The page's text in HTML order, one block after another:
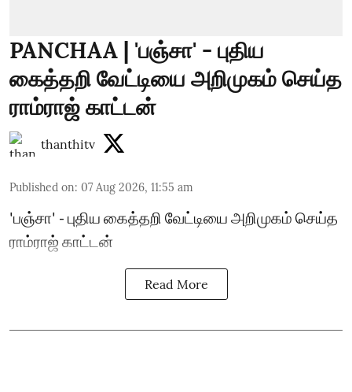
PANCHAA | 'பஞ்சா' - புதிய
கைத்தறி வேட்டியை அறிமுகம் செய்த
ராம்ராஜ் காட்டன்
thanthitv
Published on: 07 Aug 2026, 11:55 am
'பஞ்சா' - புதிய கைத்தறி வேட்டியை அறிமுகம் செய்த
ராம்ராஜ் காட்டன்
Read More